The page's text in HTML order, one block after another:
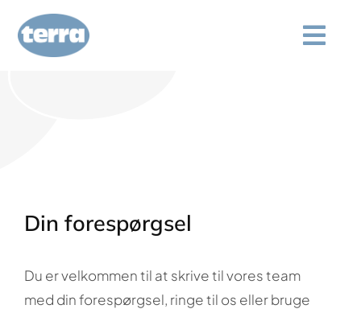
Spring
indhold
Karriere
Din forespørgsel
Du er velkommen til at skrive til vores team
med din forespørgsel, ringe til os eller bruge